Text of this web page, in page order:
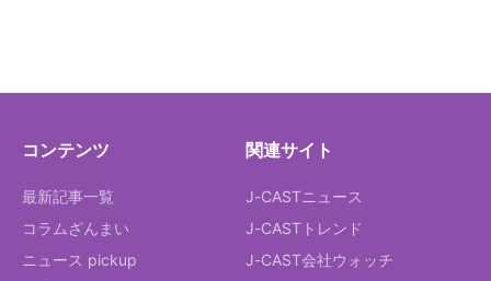
コンテンツ
最新記事一覧
コラムざんまい
ニュース pickup
関連サイト
J-CASTニュース
J-CASTトレンド
J-CAST会社ウォッチ